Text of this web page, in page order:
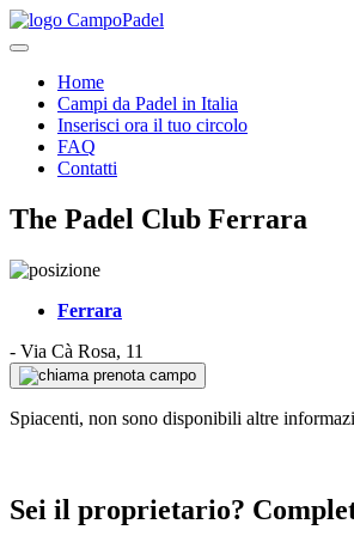
Home
Campi da Padel in Italia
Inserisci ora il tuo circolo
FAQ
Contatti
The Padel Club Ferrara
Ferrara
- Via Cà Rosa, 11
prenota campo
Spiacenti, non sono disponibili altre
Sei il proprietario?